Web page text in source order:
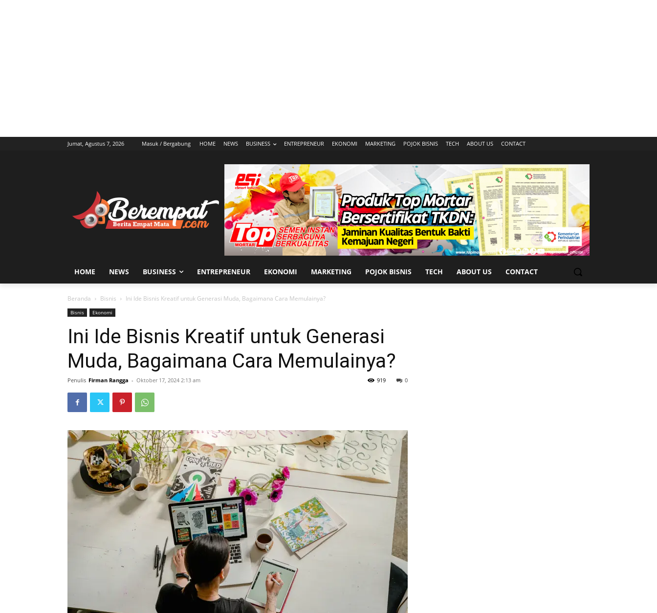
Jumat, Agustus 7, 2026 Masuk / Bergabung HOME NEWS BUSINESS ENTREPRENEUR EKONOMI MARKETING POJOK BISNIS TECH ABOUT US CONTACT
HOME NEWS BUSINESS ENTREPRENEUR EKONOMI MARKETING POJOK BISNIS TECH ABOUT US CONTACT
Beranda Bisnis Ini Ide Bisnis Kreatif untuk Generasi Muda, Bagaimana Cara Memulainya?
Bisnis Ekonomi
Ini Ide Bisnis Kreatif untuk Generasi
Muda, Bagaimana Cara Memulainya?
Penulis Firman Rangga - Oktober 17, 2024 2:13 am 0
919